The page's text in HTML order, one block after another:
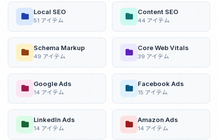
Local SEO
51 アイテム
Content SEO
44 アイテム
Schema Markup
49 アイテム
Core Web Vitals
39 アイテム
Google Ads
14 アイテム
Facebook Ads
15 アイテム
LinkedIn Ads
14 アイテム
Amazon Ads
14 アイテム